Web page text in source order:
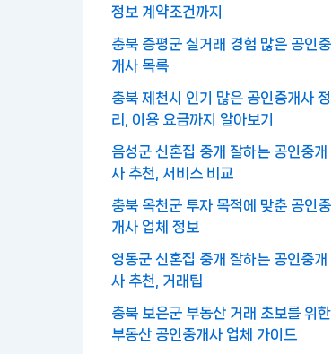
정보 계약조건까지
충북 증평군 실거래 경험 많은 공인중
개사 목록
충북 제천시 인기 많은 공인중개사 정
리, 이용 요금까지 알아보기
음성군 신혼집 중개 잘하는 공인중개
사 추천, 서비스 비교
충북 옥천군 투자 목적에 맞춘 공인중
개사 업체 정보
영동군 신혼집 중개 잘하는 공인중개
사 추천, 거래팁
충북 보은군 부동산 거래 초보를 위한
부동산 공인중개사 업체 가이드